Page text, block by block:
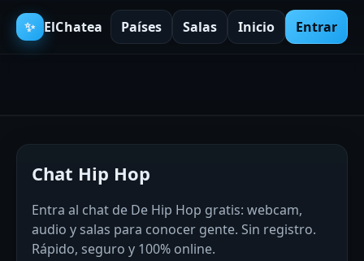
✨ ElChatea Países Salas Inicio Entrar
Chat Hip Hop
Entra al chat de De Hip Hop gratis: webcam,
audio y salas para conocer gente. Sin registro.
Rápido, seguro y 100% online.